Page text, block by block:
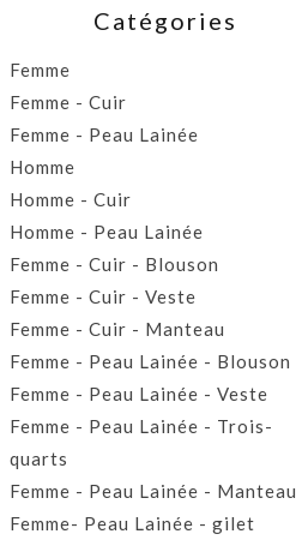
Catégories
Femme
Femme - Cuir
Femme - Peau Lainée
Homme
Homme - Cuir
Homme - Peau Lainée
Femme - Cuir - Blouson
Femme - Cuir - Veste
Femme - Cuir - Manteau
Femme - Peau Lainée - Blouson
Femme - Peau Lainée - Veste
Femme - Peau Lainée - Trois-
quarts
Femme - Peau Lainée - Manteau
Femme- Peau Lainée - gilet